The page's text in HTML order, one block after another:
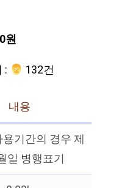
원
:
‍‍ 132건
내용
기간의 경우 제
일 병행표기